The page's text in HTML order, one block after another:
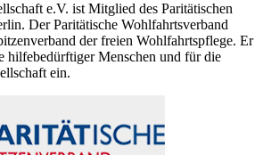
e.V. ist Mitglied des Paritätischen
Der Paritätische Wohlfahrtsverband
der freien Wohlfahrtspflege. Er
hilfebedürftiger Menschen und für die
ein.